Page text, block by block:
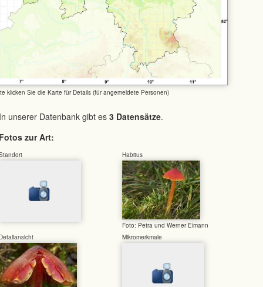
klicken Sie die Karte für Details (für angemeldete Personen)
unserer Datenbank gibt es 3 Datensätze.
zur Art:
Habitus
Foto: Petra und Werner Eimann
Mikromerkmale